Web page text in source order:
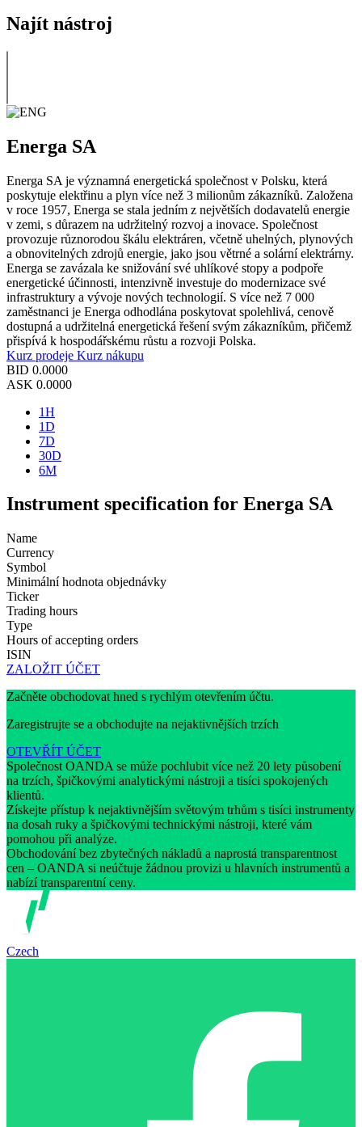
Najít nástroj
Energa SA
Energa SA je významná energetická společnost v Polsku, která
poskytuje elektřinu a plyn více než 3 milionům zákazníků. Založena
v roce 1957, Energa se stala jedním z největších dodavatelů energie
v zemi, s důrazem na udržitelný rozvoj a inovace. Společnost
provozuje různorodou škálu elektráren, včetně uhelných, plynových
a obnovitelných zdrojů energie, jako jsou větrné a solární elektrárny.
Energa se zavázala ke snižování své uhlíkové stopy a podpoře
energetické účinnosti, intenzivně investuje do modernizace své
infrastruktury a vývoje nových technologií. S více než 7 000
zaměstnanci je Energa odhodlána poskytovat spolehlivá, cenově
dostupná a udržitelná energetická řešení svým zákazníkům, přičemž
přispívá k hospodářskému růstu a rozvoji Polska.
Kurz prodeje Kurz nákupu
BID 0.0000
ASK 0.0000
1H
1D
7D
30D
6M
Instrument specification for Energa SA
Name
Currency
Symbol
Minimální hodnota objednávky
Ticker
Trading hours
Type
Hours of accepting orders
ISIN
ZALOŽIT ÚČET
Začněte obchodovat hned s rychlým otevřením účtu.
Zaregistrujte se a obchodujte na nejaktivnějších trzích
OTEVŘÍT ÚČET
Společnost OANDA se může pochlubit více než 20 lety působení
na trzích, špičkovými analytickými nástroji a tisíci spokojených
klientů.
Získejte přístup k nejaktivnějším světovým trhům s tisíci instrumenty
na dosah ruky a špičkovými technickými nástroji, které vám
pomohou při analýze.
Obchodování bez zbytečných nákladů a naprostá transparentnost
cen – OANDA si neúčtuje žádnou provizi u hlavních instrumentů a
nabízí transparentní ceny.
Czech